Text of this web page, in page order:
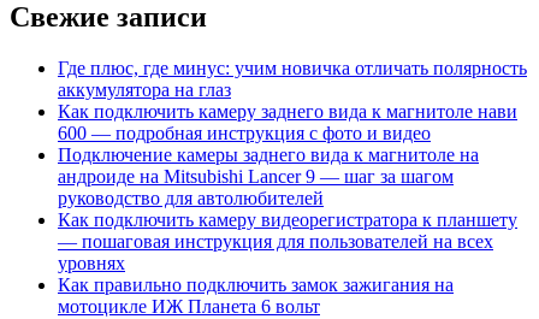
Свежие записи
Где плюс, где минус: учим новичка отличать полярность
аккумулятора на глаз
Как подключить камеру заднего вида к магнитоле нави
600 — подробная инструкция с фото и видео
Подключение камеры заднего вида к магнитоле на
андроиде на Mitsubishi Lancer 9 — шаг за шагом
руководство для автолюбителей
Как подключить камеру видеорегистратора к планшету
— пошаговая инструкция для пользователей на всех
уровнях
Как правильно подключить замок зажигания на
мотоцикле ИЖ Планета 6 вольт